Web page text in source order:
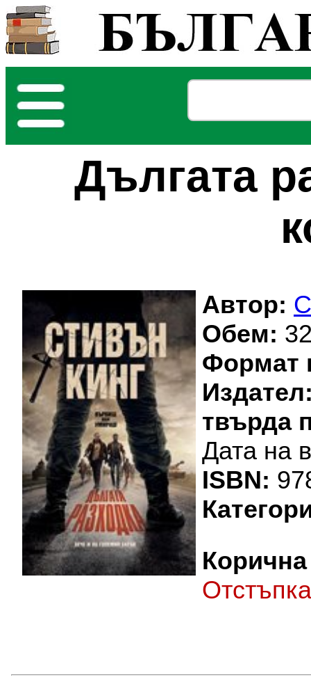
Дългата
Автор:
Обем:
Формат
твърда
Дата на
ISBN: